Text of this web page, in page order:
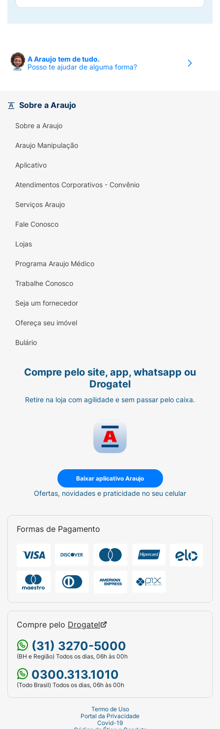
A Araujo tem de tudo.
Posso te ajudar de alguma forma?
Sobre a Araujo
Sobre a Araujo
Araujo Manipulação
Aplicativo
Atendimentos Corporativos - Convênio
Serviços Araujo
Fale Conosco
Lojas
Programa Araujo Médico
Trabalhe Conosco
Seja um fornecedor
Ofereça seu imóvel
Bulário
Compre pelo site, app, whatsapp ou
Drogatel
Retire na loja com agilidade e sem passar pelo caixa.
Baixar aplicativo Araujo
Ofertas, novidades e praticidade no seu celular
Formas de Pagamento
Compre pelo Drogatel
(31) 3270-5000
(BH e Região) Todos os dias, 06h às 00h
0300.313.1010
(Todo Brasil) Todos os dias, 06h às 00h
Termo de Uso
Portal da Privacidade
Covid-19